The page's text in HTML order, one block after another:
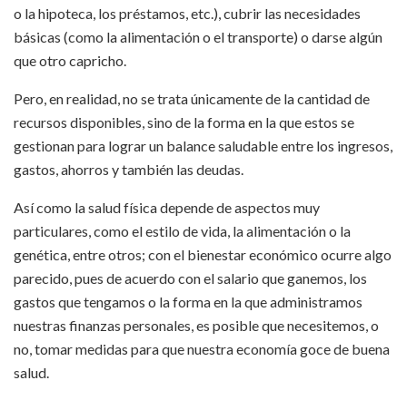
o la hipoteca, los préstamos, etc.), cubrir las necesidades
básicas (como la alimentación o el transporte) o darse algún
que otro capricho.
Pero, en realidad, no se trata únicamente de la cantidad de
recursos disponibles, sino de la forma en la que estos se
gestionan para lograr un balance saludable entre los ingresos,
gastos, ahorros y también las deudas.
Así como la salud física depende de aspectos muy
particulares, como el estilo de vida, la alimentación o la
genética, entre otros; con el bienestar económico ocurre algo
parecido, pues de acuerdo con el salario que ganemos, los
gastos que tengamos o la forma en la que administramos
nuestras finanzas personales, es posible que necesitemos, o
no, tomar medidas para que nuestra economía goce de buena
salud.